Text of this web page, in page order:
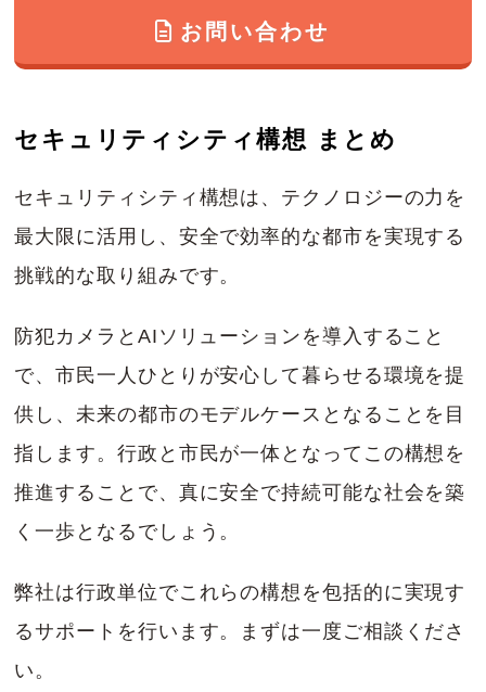
お問い合わせ
セキュリティシティ構想 まとめ
セキュリティシティ構想は、テクノロジーの力を
最大限に活用し、安全で効率的な都市を実現する
挑戦的な取り組みです。
防犯カメラとAIソリューションを導入すること
で、市民一人ひとりが安心して暮らせる環境を提
供し、未来の都市のモデルケースとなることを目
指します。行政と市民が一体となってこの構想を
推進することで、真に安全で持続可能な社会を築
く一歩となるでしょう。
弊社は行政単位でこれらの構想を包括的に実現す
るサポートを行います。まずは一度ご相談くださ
い。